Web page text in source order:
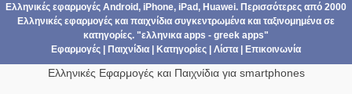
Ελληνικές εφαρμογές Android, iPhone, iPad, Ηuawei. Περισσότερες από 2000
Ελληνικές εφαρμογές και παιχνίδια συγκεντρωμένα και ταξινομημένα σε
κατηγορίες. "ελληνικα apps - greek apps"
Εφαρμογές
Παιχνίδια Κατηγορίες Λίστα Επικοινωνία
Ελληνικές Εφαρμογές και Παιχνίδια για smartphones